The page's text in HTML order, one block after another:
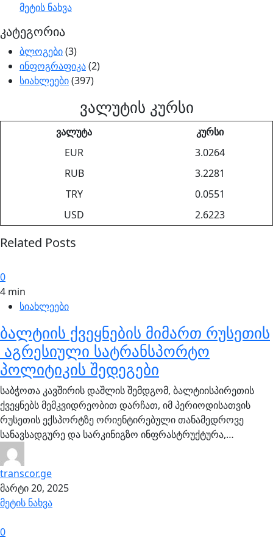
მეტის ნახვა
კატეგორია
ბლოგები(3)
ინფოგრაფიკა(2)
სიახლეები(397)
ვალუტის კურსი
ვალუტა
კურსი
EUR
3.0264
RUB
3.2281
TRY
0.0551
USD
2.6223
Related Posts
0
4 min
სიახლეები
ბალტიის ქვეყნების მიმართ რუსეთის
აგრესიული სატრანსპორტო
პოლიტიკის შედეგები
საბჭოთა კავშირის დაშლის შემდგომ, ბალტიისპირეთის
ქვეყნებს მემკვიდრეობით დარჩათ, იმ პერიოდისათვის
რუსეთის ექსპორტზე ორიენტირებული თანამედროვე
სანავსადგურე და სარკინიგზო ინფრასტრუქტურა,…
transcor.ge
მარტი 20, 2025
მეტის ნახვა
0